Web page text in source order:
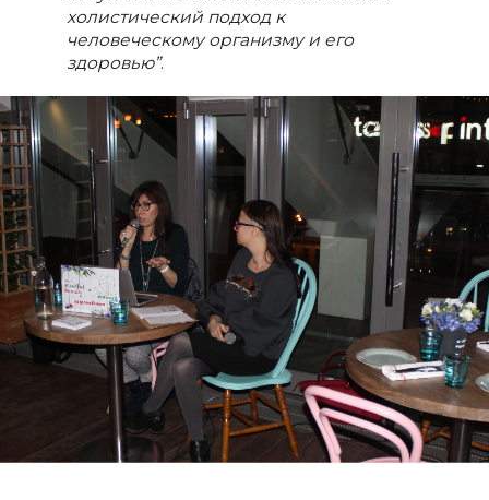
холистический подход к
человеческому организму и его
здоровью”.